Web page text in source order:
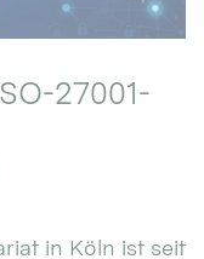
27001-
in Köln ist seit